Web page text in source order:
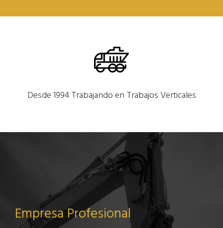
Desde 1994 Trabajando en Trabajos Verticales
Empresa Profesional